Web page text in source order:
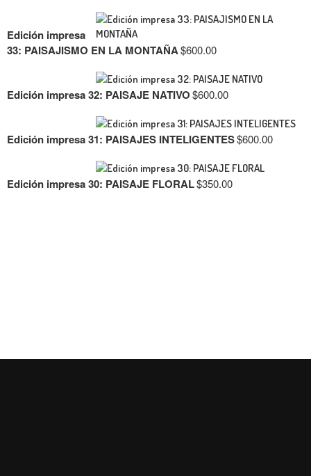
Edición impresa
33: PAISAJISMO EN LA MONTAÑA$600.00
Edición impresa 32: PAISAJE NATIVO$600.00
Edición impresa 31: PAISAJES INTELIGENTES$600.00
Edición impresa 30: PAISAJE FLORAL$350.00